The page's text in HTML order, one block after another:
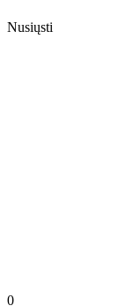
Nusiųsti
0